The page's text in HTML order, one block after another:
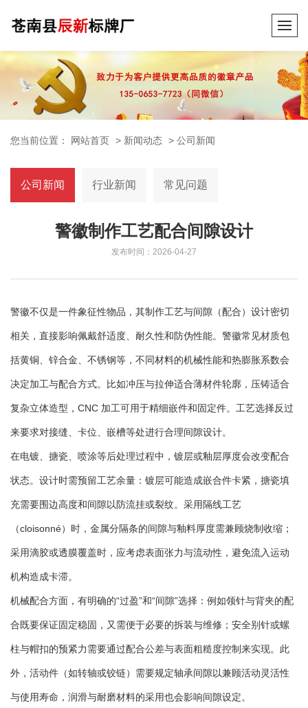
您当前位置： 网站首页 > 新闻动态 > 公司新闻
公司新闻 行业新闻 常见问题
警徽制作工艺配合间隙设计
发布时间：2026-04-27
警徽不仅是一件象征性物品，其制作工艺与间隙（配合）设计密切
相关，直接影响佩戴舒适度、耐久性和防伪性能。警徽常见材质包
括黄铜、锌合金、不锈钢等，不同材料的机械性能和热膨胀系数会
决定加工与配合方式。比如冲压与拉伸适合薄材件轮廓，压铸适合
复杂立体造型，CNC 加工可用于精细嵌件和固定件。工艺选择反过
来要求对接缝、卡位、嵌槽等处进行合理间隙设计。
在电镀、搪瓷、喷涂等后处理过程中，镀层或釉层厚度会改变配合
状态。设计时需预留工艺余量：镀层可能造成嵌合件卡紧，搪瓷填
充需要围边高度和间隙以防流挂或裂纹。采用隔线工艺
（cloisonné）时，金属分隔条的间隙与釉料厚度需兼顾烧制收缩；
采用滴胶或透膜覆盖时，应考虑表面张力与流动性，避免流入运动
机构造成卡滞。
机械配合方面，有明确的“过盈”和“间隙”选择：例如领针与背夹的配
合既要保证固定稳固，又需便于必要的拆装与维修；安全别针或螺
柱与帽扣的预紧力需要通过配合公差与表面粗糙度控制来实现。此
外，活动件（如转轴或铰链）需要规定轴承间隙以兼顾活动灵活性
与使用寿命，润滑与耐磨材料的采用也会影响间隙设定。